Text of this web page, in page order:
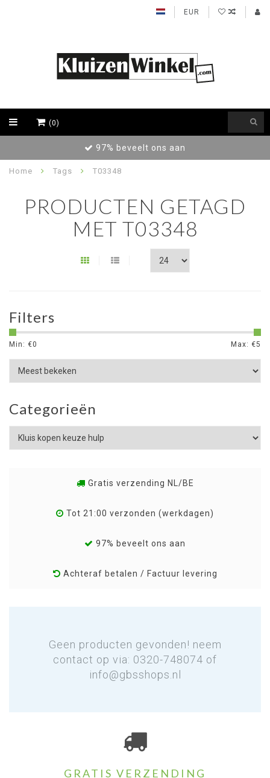
EUR
(0)
97% beveelt ons aan
Home Tags T03348
PRODUCTEN GETAGD
MET T03348
Filters
Min: €0 Max: €5
Categorieën
Gratis verzending NL/BE
Tot 21:00 verzonden (werkdagen)
97% beveelt ons aan
Achteraf betalen / Factuur levering
Geen producten gevonden! neem
contact op via: 0320-748074 of
info@gbsshops.nl
GRATIS VERZENDING